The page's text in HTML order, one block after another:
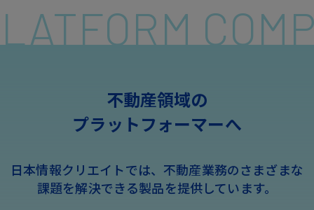
不動産領域の
プラットフォーマーへ
日本情報クリエイトでは、不動産業務のさまざまな
課題を解決できる製品を提供しています。